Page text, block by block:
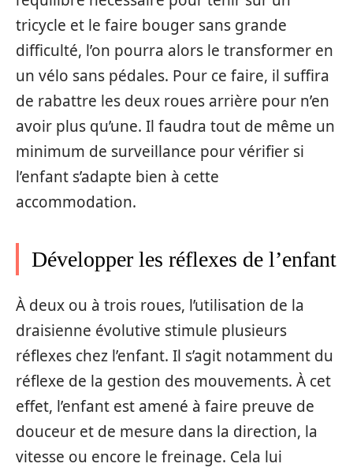
tricycle et le faire bouger sans grande
difficulté, l’on pourra alors le transformer en
un vélo sans pédales. Pour ce faire, il suffira
de rabattre les deux roues arrière pour n’en
avoir plus qu’une. Il faudra tout de même un
minimum de surveillance pour vérifier si
l’enfant s’adapte bien à cette
accommodation.
Développer les réflexes de l’enfant
À deux ou à trois roues, l’utilisation de la
draisienne évolutive stimule plusieurs
réflexes chez l’enfant. Il s’agit notamment du
réflexe de la gestion des mouvements. À cet
effet, l’enfant est amené à faire preuve de
douceur et de mesure dans la direction, la
vitesse ou encore le freinage. Cela lui